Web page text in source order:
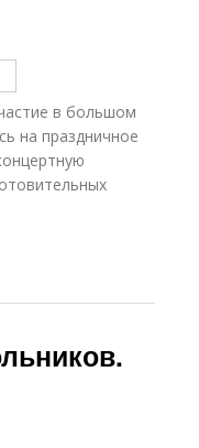
в большом
на праздничное